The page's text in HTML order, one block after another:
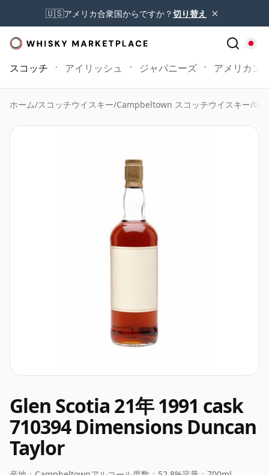
🇺🇸アメリカ合衆国からですか？切り替え ×
スコッチ アイリッシュ ジャパニーズ アメリカン
ホーム/スコッチウイスキー/Campbeltown スコッチウイスキー/
Glen Scotia 21年 1991 cask
710394 Dimensions Duncan
Taylor